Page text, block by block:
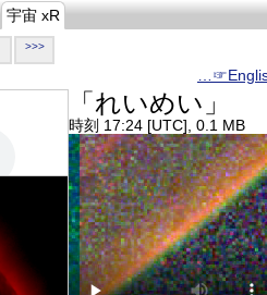
宇宙 xR
>>>
「れいめい」
時刻 17:24 [UTC], 0.1 MB